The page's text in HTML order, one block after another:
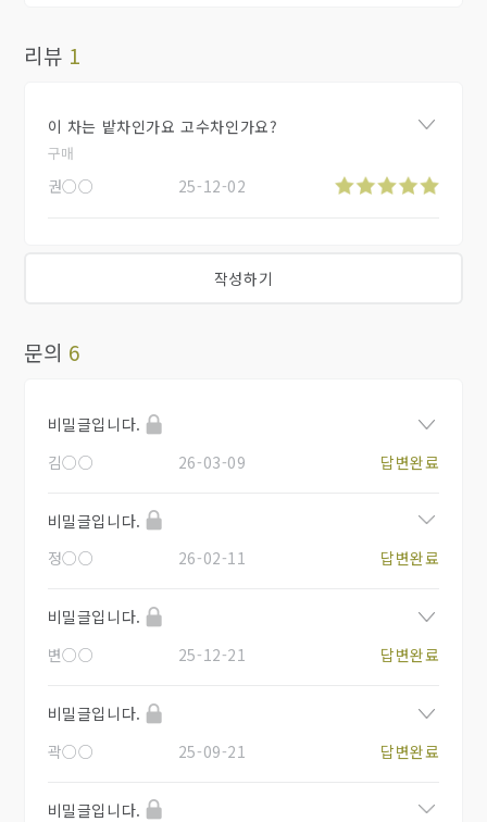
리뷰 1
이 차는 밭차인가요 고수차인가요?
구매
권○○ 25-12-02
작성하기
문의 6
비밀글입니다.
김○○
26-03-09 답변완료
비밀글입니다.
정○○
26-02-11 답변완료
비밀글입니다.
변○○
25-12-21 답변완료
비밀글입니다.
곽○○
25-09-21 답변완료
비밀글입니다.